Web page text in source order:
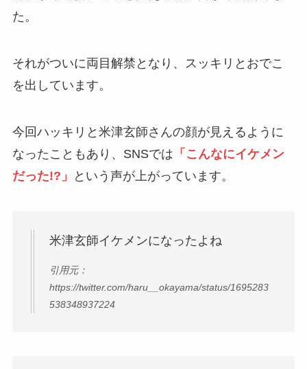
た。
それがついに両目解禁となり、スッキリとおでこ
を出しています。
今回ハッキリと米津玄師さんの顔が見えるように
なったこともあり、SNSでは 「こんなにイケメン
だった!?」
という声が上がっています。
米津玄師イケメンになったよね
引用元：
https://twitter.com/haru__okayama/status/1695283
538348937224